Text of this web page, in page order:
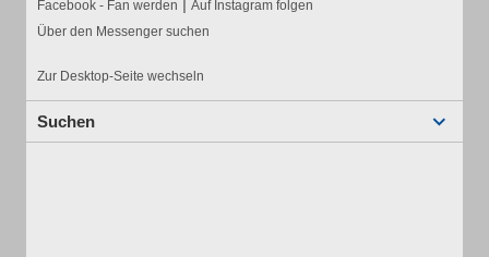
Facebook - Fan werden | Auf Instagram folgen
Über den Messenger suchen
Zur Desktop-Seite wechseln
Suchen